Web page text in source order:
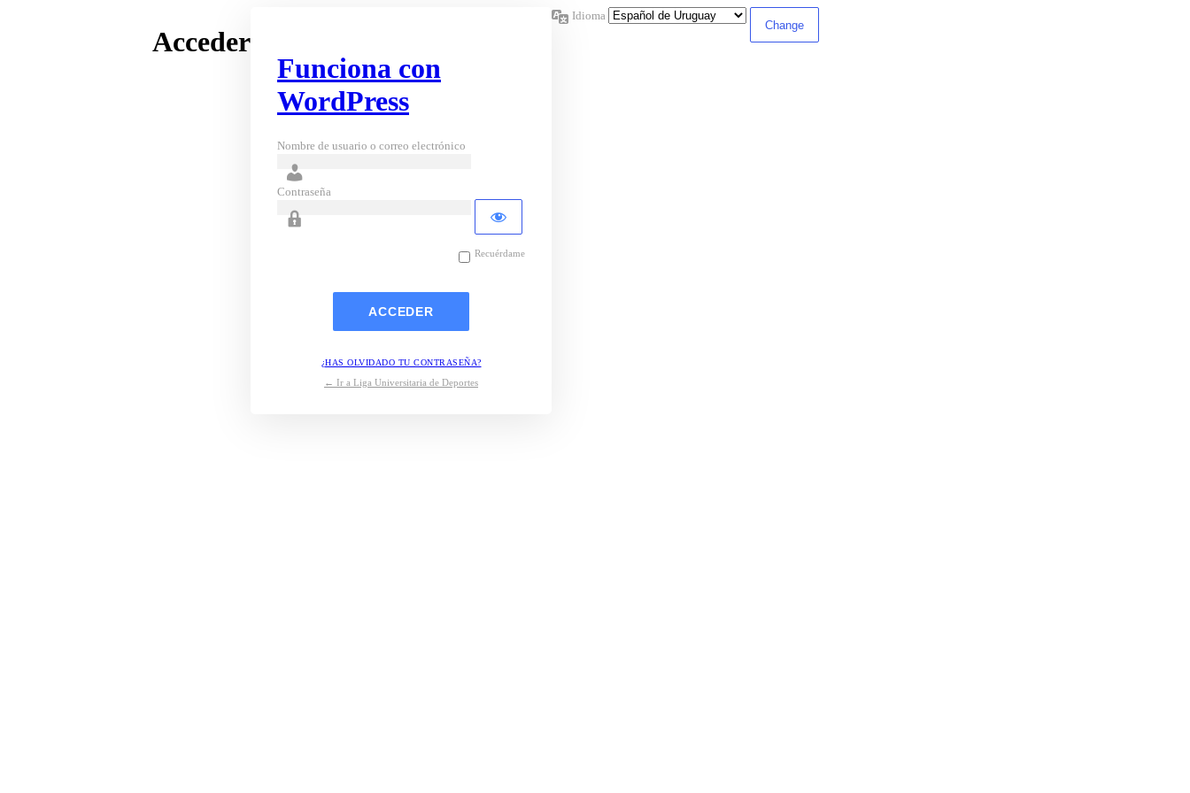
Acceder
Funciona con
WordPress
Nombre de usuario o correo electrónico
Contraseña
Recuérdame
¿HAS OLVIDADO TU CONTRASEÑA?
← Ir a Liga Universitaria de Deportes
Idioma